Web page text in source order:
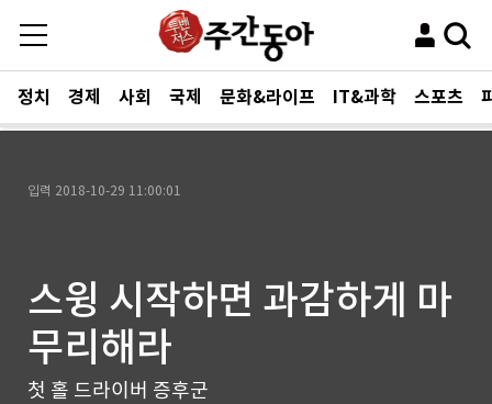
정치 경제 사회 국제 문화&라이프 IT&과학 스포츠
입력 2018-10-29 11:00:01
스윙 시작하면 과감하게 마
무리해라
첫 홀 드라이버 증후군